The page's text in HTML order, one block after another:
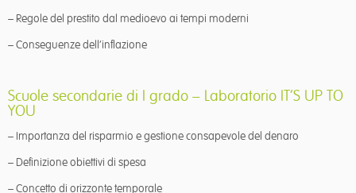
– Regole del prestito dal medioevo ai tempi moderni
– Conseguenze dell’inflazione
Scuole secondarie di I grado – Laboratorio IT’S UP TO
YOU
– Importanza del risparmio e gestione consapevole del denaro
– Definizione obiettivi di spesa
– Concetto di orizzonte temporale